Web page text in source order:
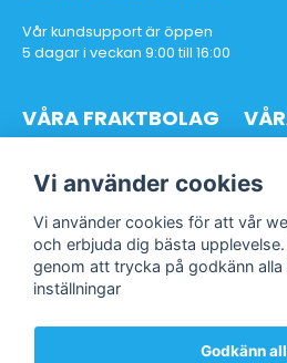
Vår kundsupport är öppen
5 dagar i veckan 9:00 till 16:00
VÅRA FRAKTBOLAG
Följ oss
Vi använder cookies
Vi använder cookies för att vår
och erbjuda dig bästa
genom att trycka på godkänn alla
inställningar
Godkänn